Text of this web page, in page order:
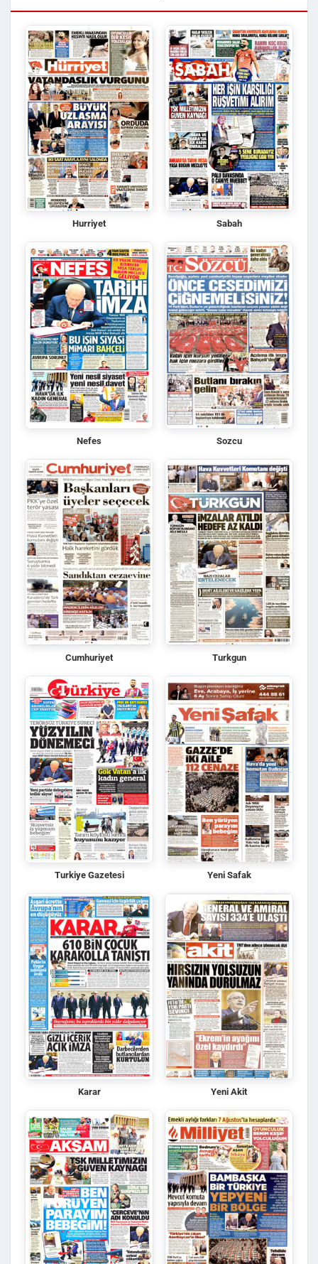
Hurriyet Sabah
Nefes Sozcu
Cumhuriyet Turkgun
Turkiye Gazetesi Yeni Safak
Karar Yeni Akit